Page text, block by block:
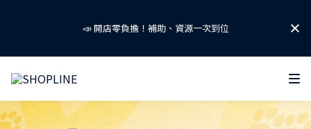
掌握 2026 AI 零售關鍵話題！
免費下載「AI 零售趨勢報告」👉